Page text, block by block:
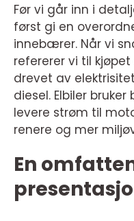
Før vi går inn i
først gi en
innebærer. Når vi
refererer vi til
drevet av
diesel. Elbiler
levere strøm til
renere og mer
En